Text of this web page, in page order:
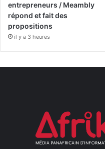
entrepreneurs / Meambly
répond et fait des
propositions
il y a 3 heures